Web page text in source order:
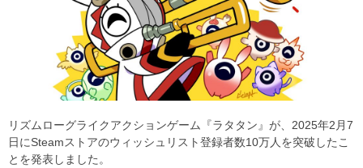
リズムローグライクアクションゲーム『ラタタン』が、2025年2月7
日にSteamストアのウィッシュリスト登録者数10万人を突破したこ
とを発表しました。